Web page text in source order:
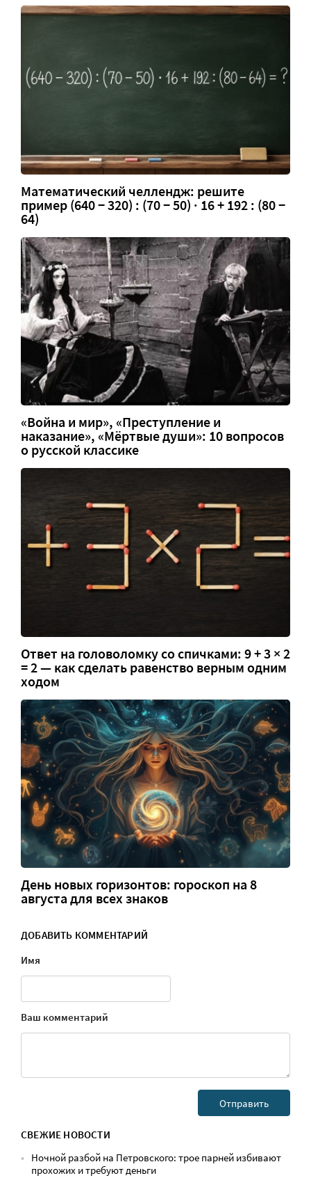
Математический челлендж: решите
пример (640 − 320) : (70 − 50) · 16 + 192 : (80 −
64)
«Война и мир», «Преступление и
наказание», «Мёртвые души»: 10 вопросов
о русской классике
Ответ на головоломку со спичками: 9 + 3 × 2
= 2 — как сделать равенство верным одним
ходом
День новых горизонтов: гороскоп на 8
августа для всех знаков
ДОБАВИТЬ КОММЕНТАРИЙ
Имя
Ваш комментарий
СВЕЖИЕ НОВОСТИ
Ночной разбой на Петровского: трое парней избивают
прохожих и требуют деньги